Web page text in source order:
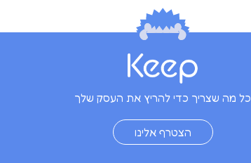
כל מה שצריך כדי להריץ את העסק שלך
הצטרף אלינו